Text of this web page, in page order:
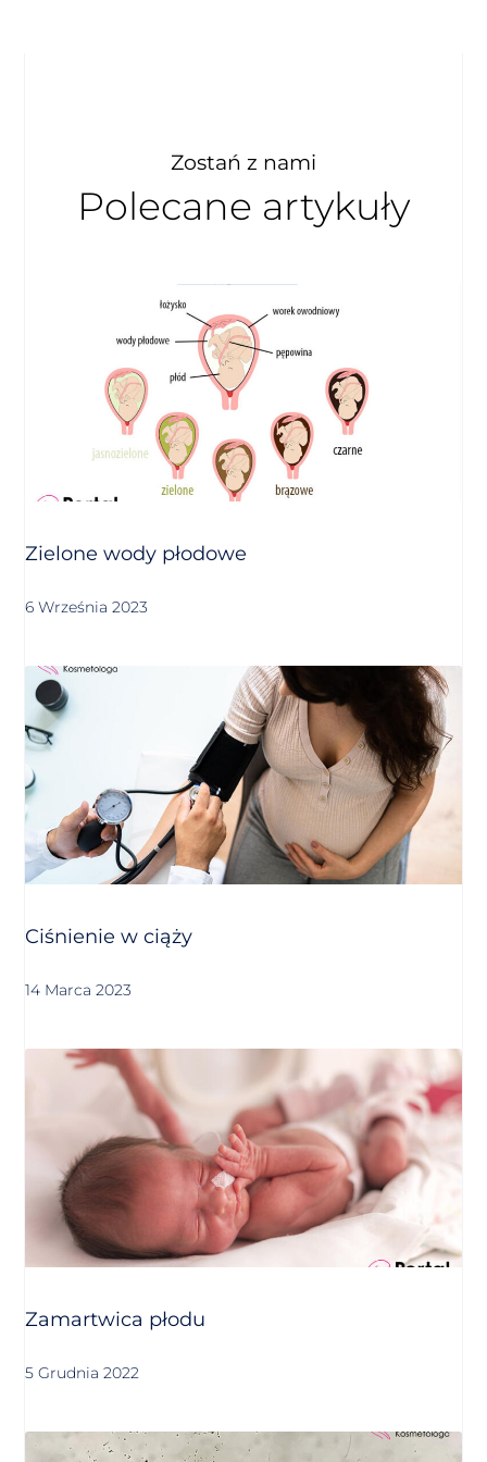
Zostań z nami
Polecane artykuły
Zielone wody płodowe
6 Września 2023
Ciśnienie w ciąży
14 Marca 2023
Zamartwica płodu
5 Grudnia 2022